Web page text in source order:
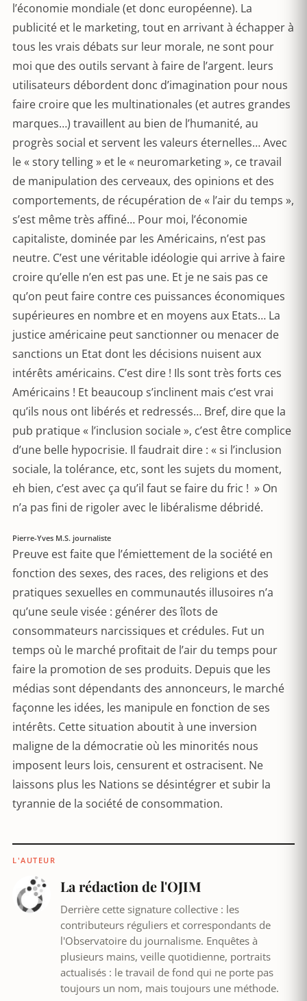
l’économie mondiale (et donc européenne). La
publicité et le marketing, tout en arrivant à échapper à
tous les vrais débats sur leur morale, ne sont pour
moi que des outils servant à faire de l’argent. leurs
utilisateurs débordent donc d’imagination pour nous
faire croire que les multinationales (et autres grandes
marques…) travaillent au bien de l’humanité, au
progrès social et servent les valeurs éternelles… Avec
le « story telling » et le « neuromarketing », ce travail
de manipulation des cerveaux, des opinions et des
comportements, de récupération de « l’air du temps »,
s’est même très affiné… Pour moi, l’économie
capitaliste, dominée par les Américains, n’est pas
neutre. C’est une véritable idéologie qui arrive à faire
croire qu’elle n’en est pas une. Et je ne sais pas ce
qu’on peut faire contre ces puissances économiques
supérieures en nombre et en moyens aux Etats… La
justice américaine peut sanctionner ou menacer de
sanctions un Etat dont les décisions nuisent aux
intérêts américains. C’est dire ! Ils sont très forts ces
Américains ! Et beaucoup s’inclinent mais c’est vrai
qu’ils nous ont libérés et redressés… Bref, dire que la
pub pratique « l’inclusion sociale », c’est être complice
d’une belle hypocrisie. Il faudrait dire : « si l’inclusion
sociale, la tolérance, etc, sont les sujets du moment,
eh bien, c’est avec ça qu’il faut se faire du fric ! » On
n’a pas fini de rigoler avec le libéralisme débridé.
Pierre-Yves M.S. journaliste
Preuve est faite que l’émiettement de la société en
fonction des sexes, des races, des religions et des
pratiques sexuelles en communautés illusoires n’a
qu’une seule visée : générer des îlots de
consommateurs narcissiques et crédules. Fut un
temps où le marché profitait de l’air du temps pour
faire la promotion de ses produits. Depuis que les
médias sont dépendants des annonceurs, le marché
façonne les idées, les manipule en fonction de ses
intérêts. Cette situation aboutit à une inversion
maligne de la démocratie où les minorités nous
imposent leurs lois, censurent et ostracisent. Ne
laissons plus les Nations se désintégrer et subir la
tyrannie de la société de consommation.
L'AUTEUR
La rédaction de l'OJIM
Derrière cette signature collective : les
contributeurs réguliers et correspondants de
l'Observatoire du journalisme. Enquêtes à
plusieurs mains, veille quotidienne, portraits
actualisés : le travail de fond qui ne porte pas
toujours un nom, mais toujours une méthode.